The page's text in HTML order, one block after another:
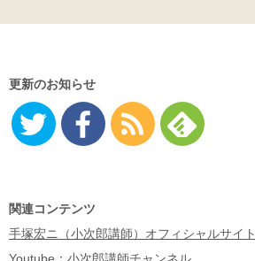
更新のお知らせ
関連コンテンツ
手塚宏ニ（小次郎講師）オフィシャルサイト